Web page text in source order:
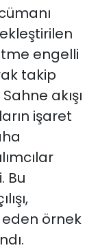
engelli
takip
akışı
işaret
Bu
örnek